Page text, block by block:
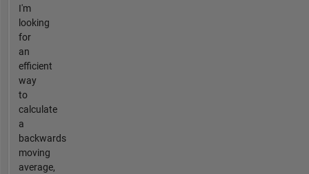
I'm
looking
for
an
efficient
way
to
calculate
a
backwards
moving
average,